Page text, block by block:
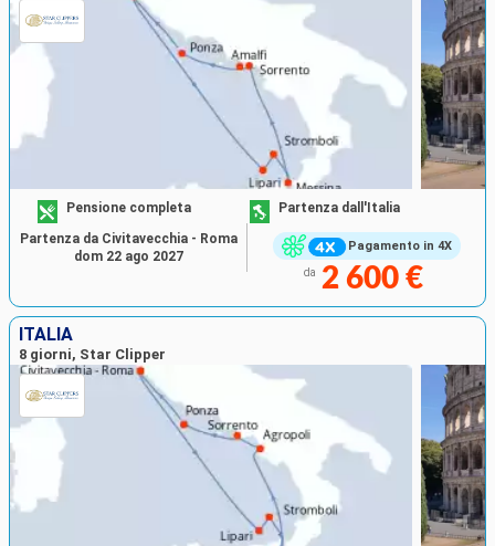
Pagamento in 4X
Pensione completa Partenza dall'Italia
da 2 600 €
Partenza da Civitavecchia - Roma
dom 22 ago 2027
ITALIA
8 giorni, Star Clipper